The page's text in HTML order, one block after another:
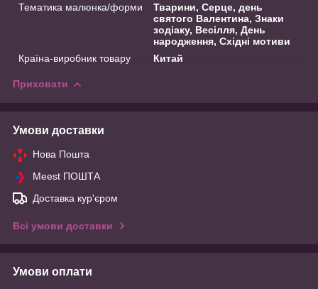
Тематика малюнка/форми
Тварини, Серце, день
святого Валентина, Знаки
зодіаку, Весілля, День
народження, Східні мотиви
Країна-виробник товару
Китай
Приховати
Умови доставки
Нова Пошта
Meest ПОШТА
Доставка кур'єром
Всі умови доставки
Умови оплати